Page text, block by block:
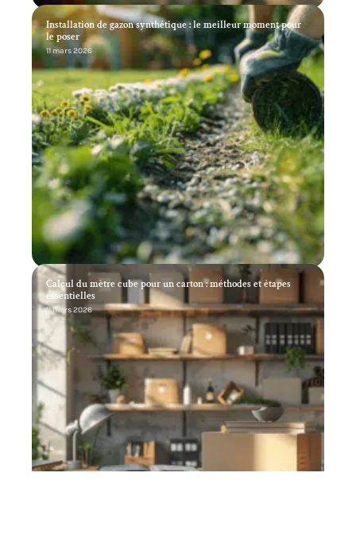
Installation de gazon synthétique : le meilleur moment pour
le poser
11 mars 2026
Calcul du mètre cube pour un carton : méthodes et étapes
essentielles
11 mars 2026